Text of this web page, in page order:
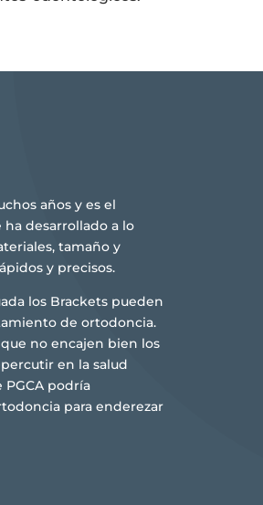
años y es el
desarrollado a lo
tamaño y
y precisos.
los Brackets pueden
de ortodoncia.
no encajen bien los
en la salud
podría
para enderezar